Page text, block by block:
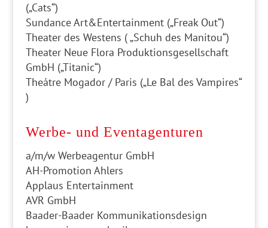
(„Cats“)
Sundance Art&Entertainment („Freak Out“)
Theater des Westens ( „Schuh des Manitou“)
Theater Neue Flora Produktionsgesellschaft
GmbH („Titanic“)
Theátre Mogador / Paris („Le Bal des Vampires“
)
Werbe- und Eventagenturen
a/m/w Werbeagentur GmbH
AH-Promotion Ahlers
Applaus Entertainment
AVR GmbH
Baader-Baader Kommunikationsdesign